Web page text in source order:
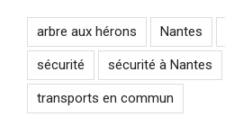
arbre aux hérons Nantes
sécurité sécurité à Nantes
transports en commun